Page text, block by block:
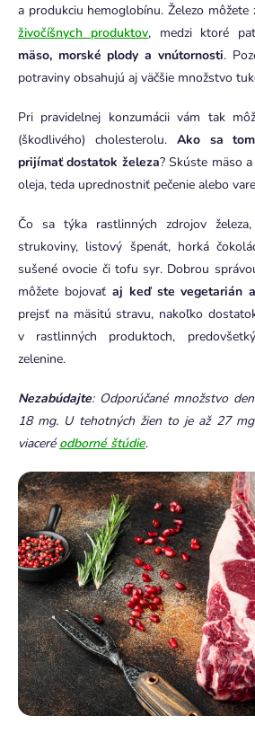
a produkciu hemoglobínu. Železo
živočíšnych produktov, medzi ktoré
mäso, morské plody a vnútornosti.
potraviny obsahujú aj väčšie množstvo
Pri pravidelnej konzumácii vám tak
(škodlivého) cholesterolu. Ako sa
prijímať dostatok železa? Skúste mäso
oleja, teda uprednostniť pečenie alebo
Čo sa týka rastlinných zdrojov
strukoviny, listový špenát, horká
sušené ovocie či tofu syr. Dobrou
môžete bojovať aj keď ste vegetarián
prejsť na mäsitú stravu, nakoľko
v rastlinných produktoch,
zelenine.
Nezabúdajte: Odporúčané množstvo
18 mg. U tehotných žien to je až 27
viaceréodborné štúdie.